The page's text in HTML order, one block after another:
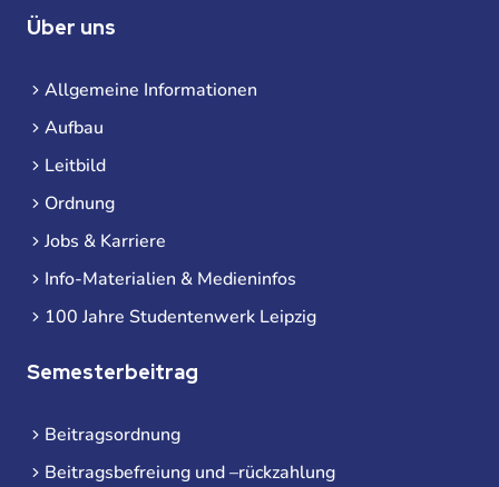
Über uns
Allgemeine Informationen
Aufbau
Leitbild
Ordnung
Jobs & Karriere
Info-Materialien & Medieninfos
100 Jahre Studentenwerk Leipzig
Semesterbeitrag
Beitragsordnung
Beitragsbefreiung und –rückzahlung